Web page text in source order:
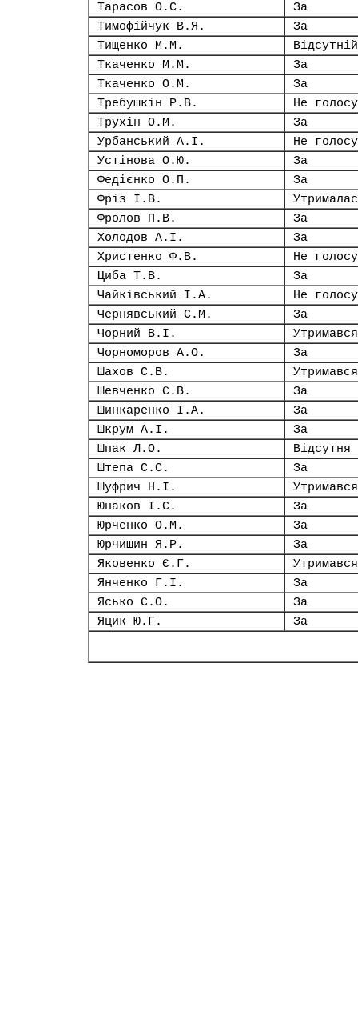
Тарасов О.С.
За
Тимофійчук В.Я.
За
Тищенко М.М.
Відсутній
Ткаченко М.М.
За
Ткаченко О.М.
За
Требушкін Р.В.
Не
Трухін О.М.
За
Урбанський А.І.
Не
Устінова О.Ю.
За
Федієнко О.П.
За
Фріз І.В.
Фролов П.В.
За
Холодов А.І.
За
Христенко Ф.В.
Не
Циба Т.В.
За
Чайківський І.А.
Не
Чернявський С.М.
За
Чорний В.І.
Утримався
Чорноморов А.О.
За
Шахов С.В.
Утримався
Шевченко Є.В.
За
Шинкаренко І.А.
За
Шкрум А.І.
За
Шпак Л.О.
Відсутня
Штепа С.С.
За
Шуфрич Н.І.
Утримався
Юнаков І.С.
За
Юрченко О.М.
За
Юрчишин Я.Р.
За
Яковенко Є.Г.
Утримався
Янченко Г.І.
За
Ясько Є.О.
За
Яцик Ю.Г.
За